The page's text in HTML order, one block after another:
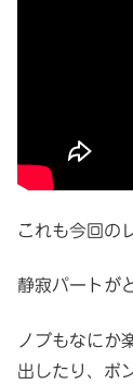
これも今回の
静寂パートが
ノブもなにか
出したり、ボ